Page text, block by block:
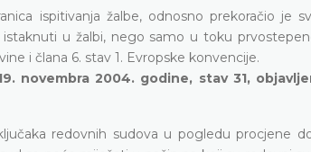
ispitivanja žalbe, odnosno prekoračio je
u žalbi, nego samo u toku
i člana 6. stav 1. Evropske konvencije.
novembra 2004. godine, stav 31,
redovnih sudova u pogledu procjene